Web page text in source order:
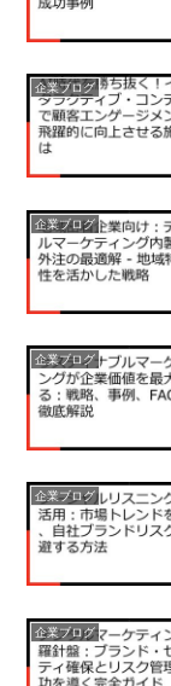
企業ブログ
企業ブログ
企業ブログ
企業ブログ
企業ブログ